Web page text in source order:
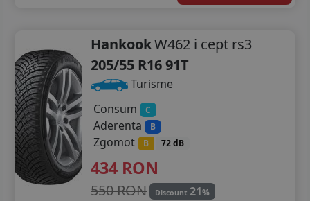
HankookW462 i cept rs3
205/55 R16 91T
Turisme
Consum
C
Aderenta B
Zgomot B 72 dB
434 RON
550 RON Discount 21%